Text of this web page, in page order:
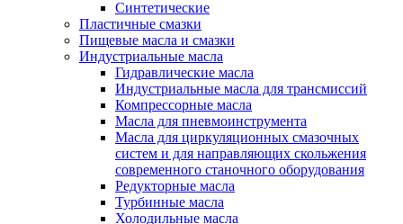
Синтетические
Пластичные смазки
Пищевые масла и смазки
Индустриальные масла
Гидравлические масла
Индустриальные масла для трансмиссий
Компрессорные масла
Масла для пневмоинструмента
Масла для циркуляционных смазочных
систем и для направляющих скольжения
современного станочного оборудования
Редукторные масла
Турбинные масла
Холодильные масла